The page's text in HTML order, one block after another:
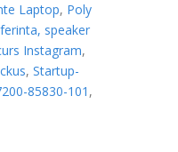
Laptop, Poly
speaker
Instagram,
, Startup-
85830-101 ,